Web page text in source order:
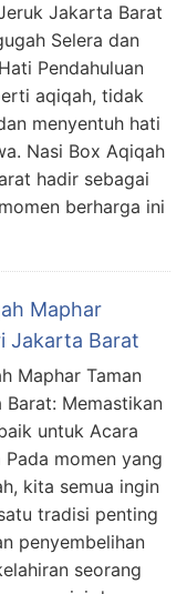
Jakarta Barat
Selera dan
Pendahuluan
aqiqah, tidak
menyentuh hati
Nasi Box Aqiqah
hadir sebagai
berharga ini
Maphar
Jakarta Barat
Maphar Taman
Barat: Memastikan
untuk Acara
Pada momen yang
kita semua ingin
tradisi penting
penyembelihan
seorang